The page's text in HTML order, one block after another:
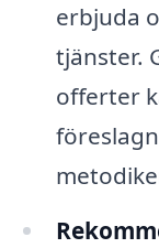
erbjuda
tjänster.
offerter